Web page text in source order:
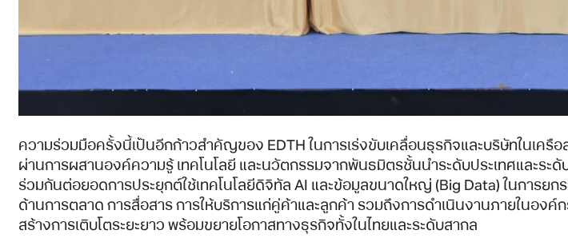
ความร่วมมือครั้งนี้เป็นอีกก้าวสำคัญของ EDTH ในการเร่งขับเคลื่อนธุรกิจและบริษัทในเค
ผ่านการผสานองค์ความรู้ เทคโนโลยี และนวัตกรรมจากพันธมิตรชั้นนำระดับประเทศและร
ร่วมกันต่อยอดการประยุกต์ใช้เทคโนโลยีดิจิทัล AI และข้อมูลขนาดใหญ่ (Big Data) ในการย
ด้านการตลาด การสื่อสาร การให้บริการแก่คู่ค้าและลูกค้า รวมถึงการดำเนินงานภายในอง
สร้างการเติบโตระยะยาว พร้อมขยายโอกาสทางธุรกิจทั้งในไทยและระดับสากล